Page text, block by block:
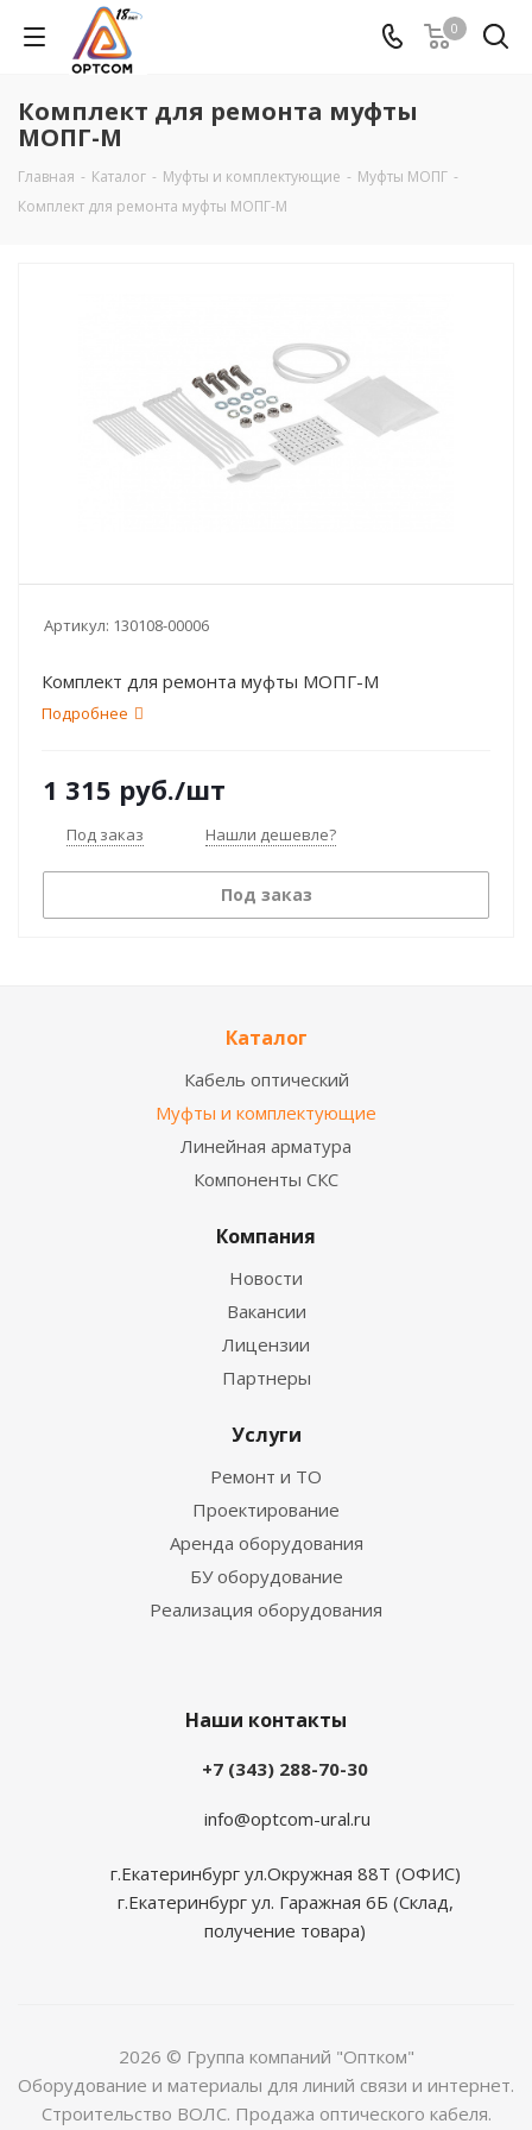
0
Комплект для ремонта муфты
МОПГ-М
Главная - Каталог - Муфты и комплектующие - Муфты МОПГ -
Комплект для ремонта муфты МОПГ-М
Артикул: 130108-00006
Комплект для ремонта муфты МОПГ-М
Подробнее
1 315 руб./шт
Под заказ Нашли дешевле?
Под заказ
Каталог
Кабель оптический
Муфты и комплектующие
Линейная арматура
Компоненты СКС
Компания
Новости
Вакансии
Лицензии
Партнеры
Услуги
Ремонт и ТО
Проектирование
Аренда оборудования
БУ оборудование
Реализация оборудования
Наши контакты
+7 (343) 288-70-30
info@optcom-ural.ru
г.Екатеринбург ул.Окружная 88Т (ОФИС)
г.Екатеринбург ул. Гаражная 6Б (Склад,
получение товара)
2026 © Группа компаний "Оптком"
Оборудование и материалы для линий связи и интернет.
Строительство ВОЛС. Продажа оптического кабеля.